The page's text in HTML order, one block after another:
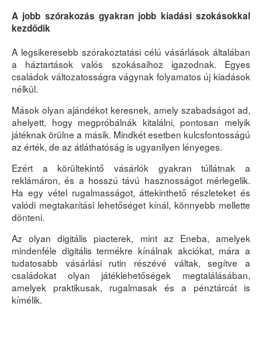
A jobb szórakozás gyakran jobb kiadási szokásokkal
kezdődik
A legsikeresebb szórakoztatási célú vásárlások általában
a háztartások valós szokásaihoz igazodnak. Egyes
családok változatosságra vágynak folyamatos új kiadások
nélkül.
Mások olyan ajándékot keresnek, amely szabadságot ad,
ahelyett, hogy megpróbálnák kitalálni, pontosan melyik
játéknak örülne a másik. Mindkét esetben kulcsfontosságú
az érték, de az átláthatóság is ugyanilyen lényeges.
Ezért a körültekintő vásárlók gyakran túllátnak a
reklámáron, és a hosszú távú hasznosságot mérlegelik.
Ha egy vétel rugalmasságot, áttekinthető részleteket és
valódi megtakarítási lehetőséget kínál, könnyebb mellette
dönteni.
Az olyan digitális piacterek, mint az Eneba, amelyek
mindenféle digitális termékre kínálnak akciókat, mára a
tudatosabb vásárlási rutin részévé váltak, segítve a
családokat olyan játéklehetőségek megtalálásában,
amelyek praktikusak, rugalmasak és a pénztárcát is
kímélik.